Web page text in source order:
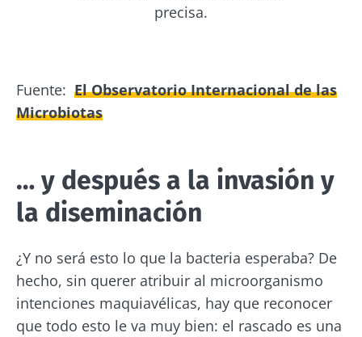
precisa.
Fuente: El Observatorio Internacional de las
Microbiotas
… y después a la invasión y
la diseminación
¿Y no será esto lo que la bacteria esperaba? De
hecho, sin querer atribuir al microorganismo
intenciones maquiavélicas, hay que reconocer
que todo esto le va muy bien: el rascado es una